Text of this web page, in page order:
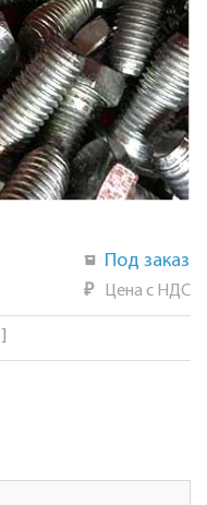
Под заказ
₽ Цена с НДС